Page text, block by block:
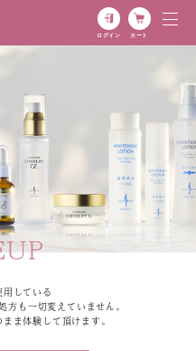
ログイン カート
している
方も一切変えていません。
ま体験して頂けます。